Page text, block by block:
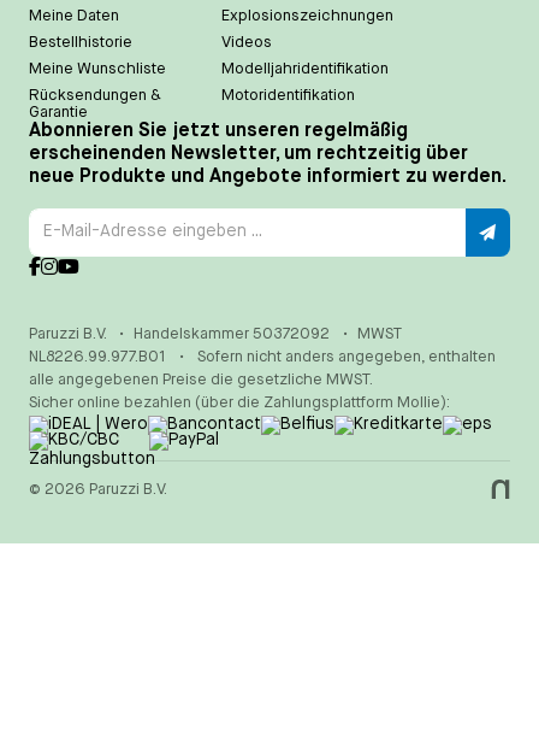
Meine Daten
Bestellhistorie
Meine Wunschliste
Rücksendungen &
Garantie
Explosionszeichnungen
Videos
Modelljahridentifikation
Motoridentifikation
Abonnieren Sie jetzt unseren regelmäßig
erscheinenden Newsletter, um rechtzeitig über
neue Produkte und Angebote informiert zu werden.
Paruzzi B.V. • Handelskammer 50372092 •
MWST
NL8226.99.977.B01
•
Sofern nicht anders angegeben, enthalten
alle angegebenen Preise die gesetzliche MWST.
Sicher online bezahlen (über die Zahlungsplattform Mollie):
© 2026 Paruzzi B.V.